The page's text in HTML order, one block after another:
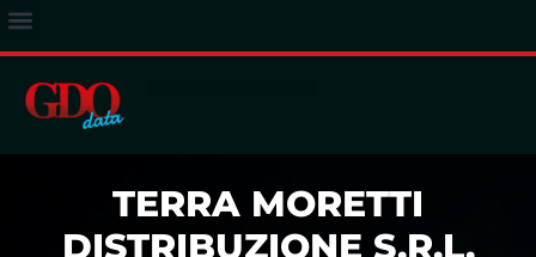
TERRA MORETTI
DISTRIBUZIONE S.R.L.